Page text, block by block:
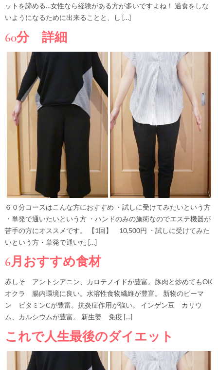
ットを諦める…女性なら経験がある方が多いですよね！ 過食をしな
いようになるために出来ることと、し […]
60分 詳細
６０分コースはこんな方におすすめ ・試しに受けてみたいという方
・単発で通いたいという方 ・ハンドのみの施術なのでエステ機器が
苦手の方にオススメです。 【1回】 10,500円 ・試しに受けてみた
いという方・単発で通いた […]
6月おすすめ食材
赤しそ アントシアニン、カロテノイドが豊富。豚肉と炒めてもOK
オクラ 腸内環境に良い。水溶性食物繊維が豊富。 新物のピーマ
ン ビタミンCが豊富。抗炎症作用が強い。 インゲン豆 カリウ
ム、カルシウムが豊富。 新生姜 免疫 […]
これで人生最後のダイエット